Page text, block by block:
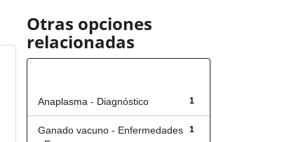
Otras opciones
relacionadas
1
Anaplasma - Diagnóstico
1
Ganado vacuno - Enfermedades